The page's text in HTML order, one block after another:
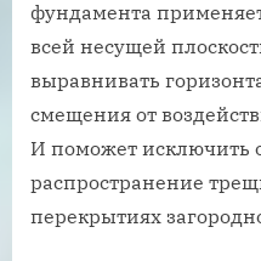
фундамента
всей несущей
выравнивать
смещения от
И поможет исключить
распространение
перекрытиях